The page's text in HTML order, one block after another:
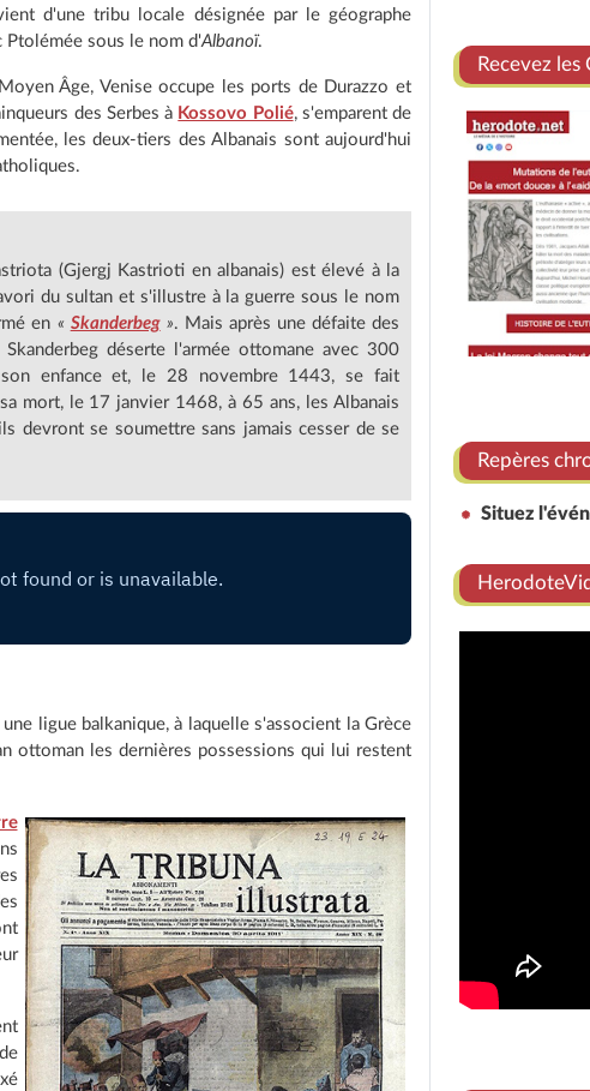
d'une tribu locale désignée par le géographe
Ptolémée sous le nom d'Albanoï.
Âge, Venise occupe les ports de Durazzo et
des Serbes à Kossovo Polié, s'emparent de
les deux-tiers des Albanais sont aujourd'hui
(Gjergj Kastrioti en albanais) est élevé à la
du sultan et s'illustre à la guerre sous le nom
en « Skanderbeg». Mais après une défaite des
déserte l'armée ottomane avec 300
enfance et, le 28 novembre 1443, se fait
mort, le 17 janvier 1468, à 65 ans, les Albanais
devront se soumettre sans jamais cesser de se
ligue balkanique, à laquelle s'associent la Grèce
ottoman les dernières possessions qui lui restent
Recevez
Repères
Situez